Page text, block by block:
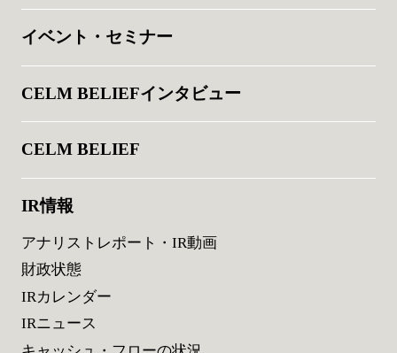
イベント・セミナー
CELM BELIEFインタビュー
CELM BELIEF
IR情報
アナリストレポート・IR動画
財政状態
IRカレンダー
IRニュース